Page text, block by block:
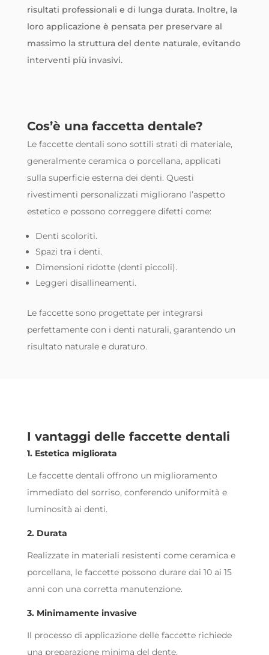
risultati professionali e di lunga durata. Inoltre, la
loro applicazione è pensata per preservare al
massimo la struttura del dente naturale, evitando
interventi più invasivi.
Cos’è una faccetta dentale?
Le faccette dentali sono sottili strati di materiale,
generalmente ceramica o porcellana, applicati
sulla superficie esterna dei denti. Questi
rivestimenti personalizzati migliorano l’aspetto
estetico e possono correggere difetti come:
Denti scoloriti.
Spazi tra i denti.
Dimensioni ridotte (denti piccoli).
Leggeri disallineamenti.
Le faccette sono progettate per integrarsi
perfettamente con i denti naturali, garantendo un
risultato naturale e duraturo.
I vantaggi delle faccette dentali
1. Estetica migliorata
Le faccette dentali offrono un miglioramento
immediato del sorriso, conferendo uniformità e
luminosità ai denti.
2. Durata
Realizzate in materiali resistenti come ceramica e
porcellana, le faccette possono durare dai 10 ai 15
anni con una corretta manutenzione.
3. Minimamente invasive
Il processo di applicazione delle faccette richiede
una preparazione minima del dente,